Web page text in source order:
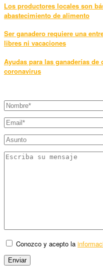
Los productores locales son
abastecimiento de alimento
Ser ganadero requiere una
libres ni vacaciones
Ayudas para las ganaderías
coronavirus
Conozco y acepto la